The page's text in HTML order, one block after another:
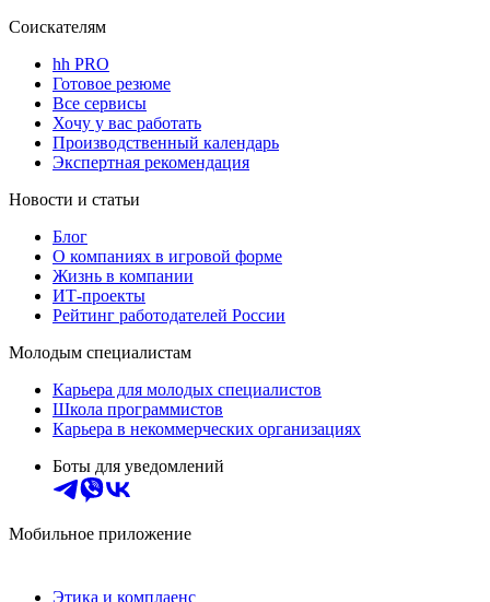
Соискателям
hh PRO
Готовое резюме
Все сервисы
Хочу у вас работать
Производственный календарь
Экспертная рекомендация
Новости и статьи
Блог
О компаниях в игровой форме
Жизнь в компании
ИТ-проекты
Рейтинг работодателей России
Молодым специалистам
Карьера для молодых специалистов
Школа программистов
Карьера в некоммерческих организациях
Боты для уведомлений
Мобильное приложение
Этика и комплаенс